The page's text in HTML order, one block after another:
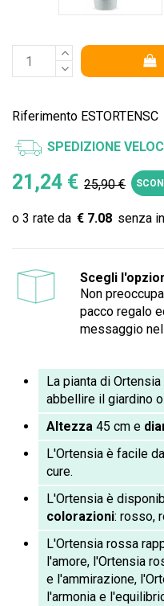
Riferimento ESTORTENSC
SPEDIZIONE
21,24 € 25,90 €
€ 7.08
Scegli
Non
pacco regalo
messaggio
La pianta di
abbellire il giardino
Altezza 45 cm e
L'Ortensia è facile
cure.
L'Ortensia è
colorazioni: rosso,
L'Ortensia rossa
l'amore, l'Ortensia
e l'ammirazione,
l'armonia e